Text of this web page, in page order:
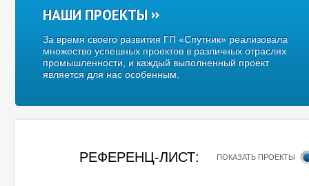
НАШИ ПРОЕКТЫ
За время своего развития ГП «Спутник» реализовала
множество успешных проектов в различных отраслях
промышленности, и каждый выполненный проект
является для нас особенным.
РЕФЕРЕНЦ-ЛИСТ: ПОКАЗАТЬ ПРОЕКТЫ